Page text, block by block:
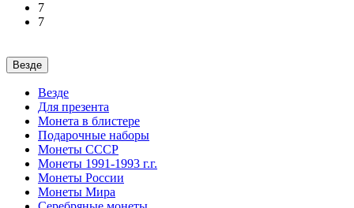
7
7
Везде
Везде
Для презента
Монета в блистере
Подарочные наборы
Монеты СССР
Монеты 1991-1993 г.г.
Монеты России
Монеты Мира